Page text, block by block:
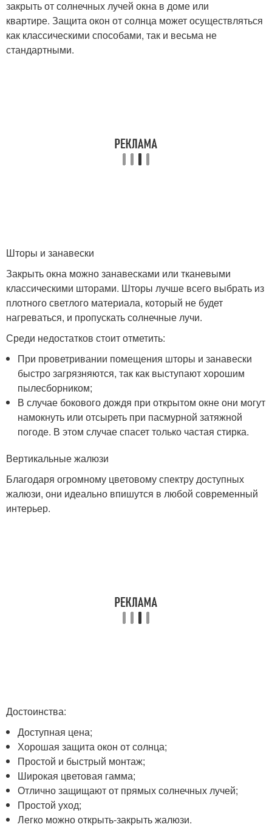
закрыть от солнечных лучей окна в доме или
квартире. Защита окон от солнца может осуществляться
как классическими способами, так и весьма не
стандартными.
Шторы и занавески
Закрыть окна можно занавесками или тканевыми
классическими шторами. Шторы лучше всего выбрать из
плотного светлого материала, который не будет
нагреваться, и пропускать солнечные лучи.
Среди недостатков стоит отметить:
При проветривании помещения шторы и занавески
быстро загрязняются, так как выступают хорошим
пылесборником;
В случае бокового дождя при открытом окне они могут
намокнуть или отсыреть при пасмурной затяжной
погоде. В этом случае спасет только частая стирка.
Вертикальные жалюзи
Благодаря огромному цветовому спектру доступных
жалюзи, они идеально впишутся в любой современный
интерьер.
Достоинства:
Доступная цена;
Хорошая защита окон от солнца;
Простой и быстрый монтаж;
Широкая цветовая гамма;
Отлично защищают от прямых солнечных лучей;
Простой уход;
Легко можно открыть-закрыть жалюзи.